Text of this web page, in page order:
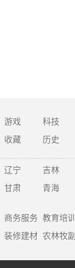
游戏 科技
收藏 历史
辽宁 吉林
甘肃 青海
商务服务 教育培训
装修建材 农林牧副